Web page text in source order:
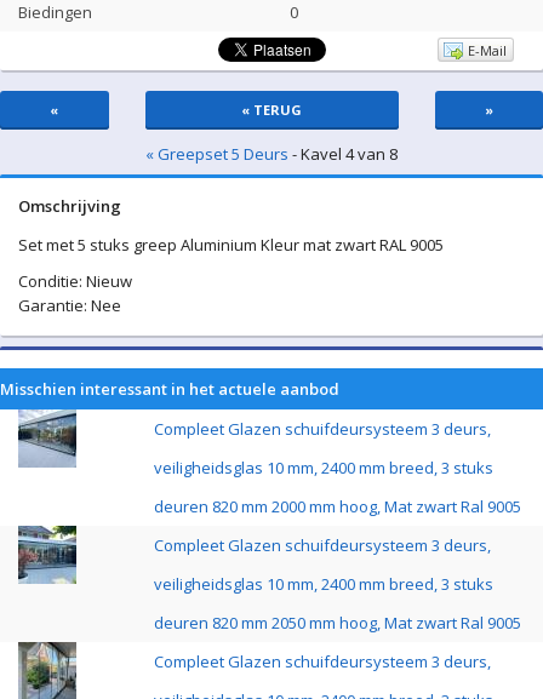
Biedingen
0
E-Mail
« « TERUG »
« Greepset 5 Deurs - Kavel 4 van 8
Omschrijving
Set met 5 stuks greep Aluminium Kleur mat zwart RAL 9005
Conditie: Nieuw
Garantie: Nee
Misschien interessant in het actuele aanbod
Compleet Glazen schuifdeursysteem 3 deurs,
veiligheidsglas 10 mm, 2400 mm breed, 3 stuks
deuren 820 mm 2000 mm hoog, Mat zwart Ral 9005
Compleet Glazen schuifdeursysteem 3 deurs,
veiligheidsglas 10 mm, 2400 mm breed, 3 stuks
deuren 820 mm 2050 mm hoog, Mat zwart Ral 9005
Compleet Glazen schuifdeursysteem 3 deurs,